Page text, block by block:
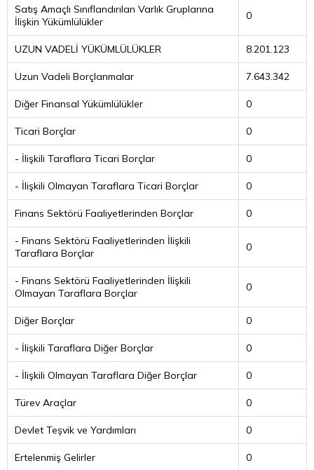
Satış Amaçlı Sınıflandırılan Varlık Gruplarına
İlişkin Yükümlülükler
0
UZUN VADELİ YÜKÜMLÜLÜKLER 8.201.123
Uzun Vadeli Borçlanmalar 7.643.342
Diğer Finansal Yükümlülükler 0
Ticari Borçlar 0
- İlişkili Taraflara Ticari Borçlar 0
- İlişkili Olmayan Taraflara Ticari Borçlar 0
Finans Sektörü Faaliyetlerinden Borçlar 0
- Finans Sektörü Faaliyetlerinden İlişkili
Taraflara Borçlar
0
- Finans Sektörü Faaliyetlerinden İlişkili
Olmayan Taraflara Borçlar
0
Diğer Borçlar 0
- İlişkili Taraflara Diğer Borçlar 0
- İlişkili Olmayan Taraflara Diğer Borçlar 0
Türev Araçlar 0
Devlet Teşvik ve Yardımları 0
Ertelenmiş Gelirler 0